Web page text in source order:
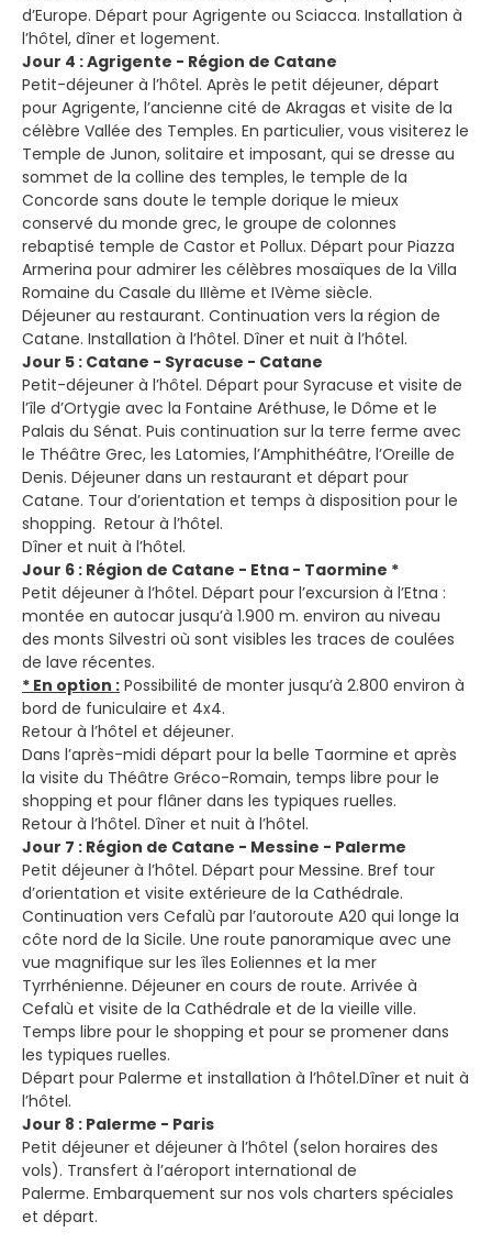
d’Europe. Départ pour Agrigente ou Sciacca. Installation à
l’hôtel, dîner et logement.
Jour 4 : Agrigente - Région de Catane
Petit-déjeuner à l’hôtel. Après le petit déjeuner, départ
pour Agrigente, l’ancienne cité de Akragas et visite de la
célèbre Vallée des Temples. En particulier, vous visiterez le
Temple de Junon, solitaire et imposant, qui se dresse au
sommet de la colline des temples, le temple de la
Concorde sans doute le temple dorique le mieux
conservé du monde grec, le groupe de colonnes
rebaptisé temple de Castor et Pollux. Départ pour Piazza
Armerina pour admirer les célèbres mosaïques de la Villa
Romaine du Casale du IIIème et IVème siècle.
Déjeuner au restaurant. Continuation vers la région de
Catane. Installation à l’hôtel. Dîner et nuit à l’hôtel.
Jour 5 : Catane - Syracuse - Catane
Petit-déjeuner à l’hôtel. Départ pour Syracuse et visite de
l’île d’Ortygie avec la Fontaine Aréthuse, le Dôme et le
Palais du Sénat. Puis continuation sur la terre ferme avec
le Théâtre Grec, les Latomies, l’Amphithéâtre, l’Oreille de
Denis. Déjeuner dans un restaurant et départ pour
Catane. Tour d’orientation et temps à disposition pour le
shopping. Retour à l’hôtel.
Dîner et nuit à l’hôtel.
Jour 6 : Région de Catane - Etna - Taormine *
Petit déjeuner à l’hôtel. Départ pour l’excursion à l’Etna :
montée en autocar jusqu’à 1.900 m. environ au niveau
des monts Silvestri où sont visibles les traces de coulées
de lave récentes.
* En option : Possibilité de monter jusqu’à 2.800 environ à
bord de funiculaire et 4x4.
Retour à l’hôtel et déjeuner.
Dans l’après-midi départ pour la belle Taormine et après
la visite du Théâtre Gréco-Romain, temps libre pour le
shopping et pour flâner dans les typiques ruelles.
Retour à l’hôtel. Dîner et nuit à l’hôtel.
Jour 7 : Région de Catane - Messine - Palerme
Petit déjeuner à l’hôtel. Départ pour Messine. Bref tour
d’orientation et visite extérieure de la Cathédrale.
Continuation vers Cefalù par l’autoroute A20 qui longe la
côte nord de la Sicile. Une route panoramique avec une
vue magnifique sur les îles Eoliennes et la mer
Tyrrhénienne. Déjeuner en cours de route. Arrivée à
Cefalù et visite de la Cathédrale et de la vieille ville.
Temps libre pour le shopping et pour se promener dans
les typiques ruelles.
Départ pour Palerme et installation à l’hôtel.Dîner et nuit à
l’hôtel.
Jour 8 : Palerme - Paris
Petit déjeuner et déjeuner à l’hôtel (selon horaires des
vols). Transfert à l’aéroport international de
Palerme. Embarquement sur nos vols charters spéciales
et départ.